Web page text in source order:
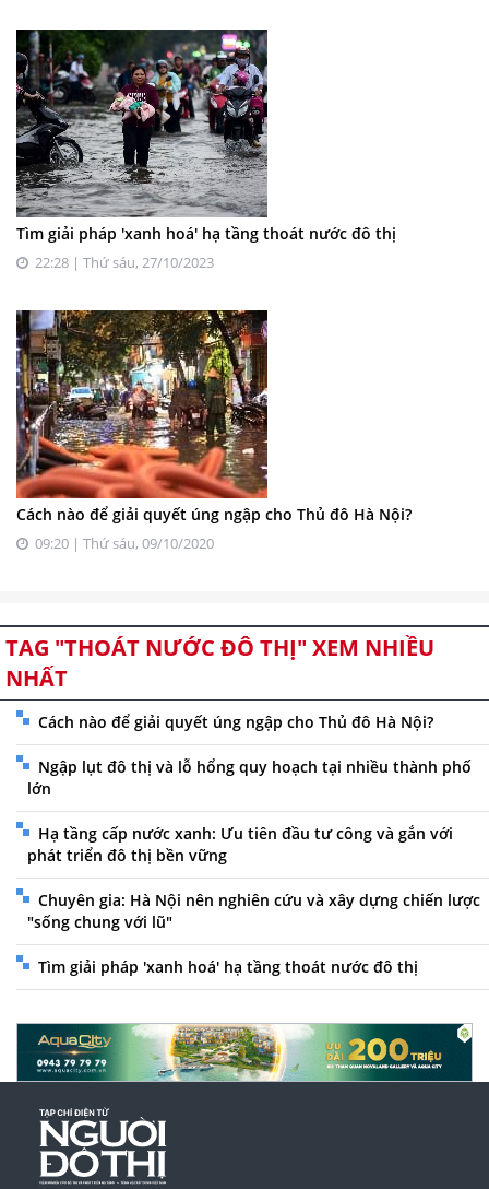
Tìm giải pháp 'xanh hoá' hạ tầng thoát nước đô thị
22:28 | Thứ sáu, 27/10/2023
Cách nào để giải quyết úng ngập cho Thủ đô Hà Nội?
09:20 | Thứ sáu, 09/10/2020
TAG "THOÁT NƯỚC ĐÔ THỊ" XEM NHIỀU
NHẤT
Cách nào để giải quyết úng ngập cho Thủ đô Hà Nội?
Ngập lụt đô thị và lỗ hổng quy hoạch tại nhiều thành phố
lớn
Hạ tầng cấp nước xanh: Ưu tiên đầu tư công và gắn với
phát triển đô thị bền vững
Chuyên gia: Hà Nội nên nghiên cứu và xây dựng chiến lược
"sống chung với lũ"
Tìm giải pháp 'xanh hoá' hạ tầng thoát nước đô thị